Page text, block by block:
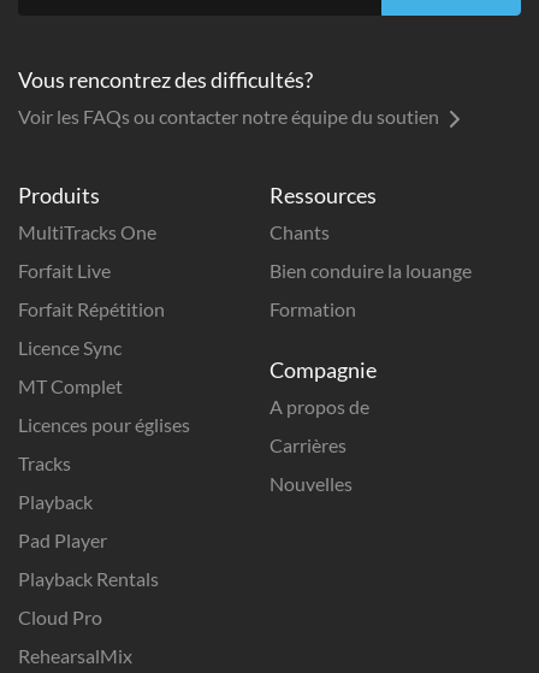
Produits
MultiTracks One
Forfait Live
Forfait Répétition
Licence Sync
MT Complet
Licences pour églises
Tracks
Playback
Pad Player
Playback Rentals
Cloud Pro
RehearsalMix
Ressources
Chants
Bien conduire la louange
Formation
Compagnie
A propos de
Carrières
Nouvelles
Vous rencontrez des difficultés?
Voir les FAQs ou contacter notre équipe du soutien